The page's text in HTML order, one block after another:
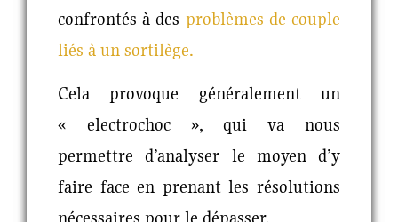
confrontés à des problèmes de couple
liés à un sortilège.
Cela provoque généralement un
« electrochoc », qui va nous
permettre d’analyser le moyen d’y
faire face en prenant les résolutions